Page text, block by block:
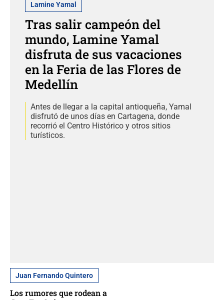
Lamine Yamal
Tras salir campeón del
mundo, Lamine Yamal
disfruta de sus vacaciones
en la Feria de las Flores de
Medellín
Antes de llegar a la capital antioqueña, Yamal
disfrutó de unos días en Cartagena, donde
recorrió el Centro Histórico y otros sitios
turísticos.
Juan Fernando Quintero
Los rumores que rodean a